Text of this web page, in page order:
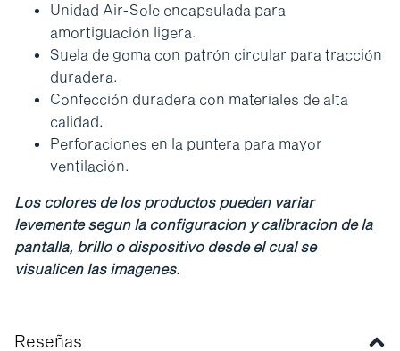
Unidad Air-Sole encapsulada para
amortiguación ligera.
Suela de goma con patrón circular para tracción
duradera.
Confección duradera con materiales de alta
calidad.
Perforaciones en la puntera para mayor
ventilación.
Los colores de los productos pueden variar
levemente segun la configuracion y calibracion de la
pantalla, brillo o dispositivo desde el cual se
visualicen las imagenes.
Reseñas